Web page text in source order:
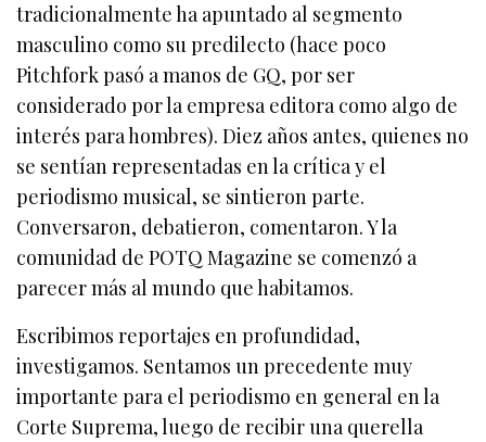
tradicionalmente ha apuntado al segmento
masculino como su predilecto (hace poco
Pitchfork pasó a manos de GQ, por ser
considerado por la empresa editora como algo de
interés para hombres). Diez años antes, quienes no
se sentían representadas en la crítica y el
periodismo musical, se sintieron parte.
Conversaron, debatieron, comentaron. Y la
comunidad de POTQ Magazine se comenzó a
parecer más al mundo que habitamos.
Escribimos reportajes en profundidad,
investigamos. Sentamos un precedente muy
importante para el periodismo en general en la
Corte Suprema, luego de recibir una querella